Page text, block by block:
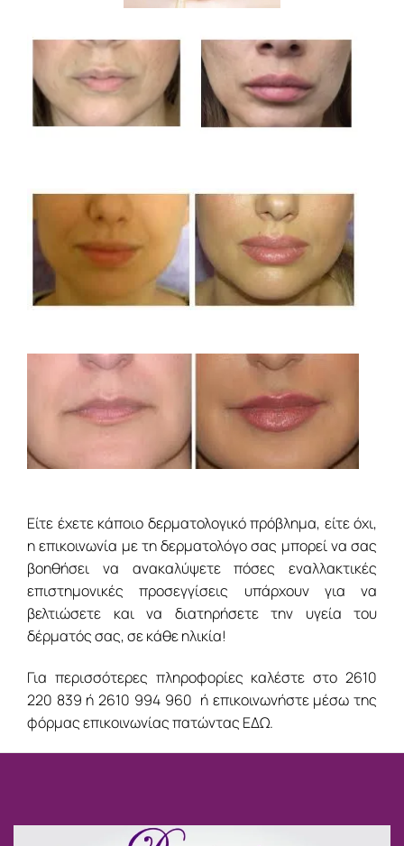
Είτε έχετε κάποιο δερματολογικό πρόβλημα, είτε όχι,
η επικοινωνία με τη δερματολόγο σας μπορεί να σας
βοηθήσει να ανακαλύψετε πόσες εναλλακτικές
επιστημονικές προσεγγίσεις υπάρχουν για να
βελτιώσετε και να διατηρήσετε την υγεία του
δέρματός σας, σε κάθε ηλικία!
Για περισσότερες πληροφορίες καλέστε στο 2610
220 839 ή2610 994 960 ή επικοινωνήστε μέσω της
φόρμας επικοινωνίας πατώντας ΕΔΩ.